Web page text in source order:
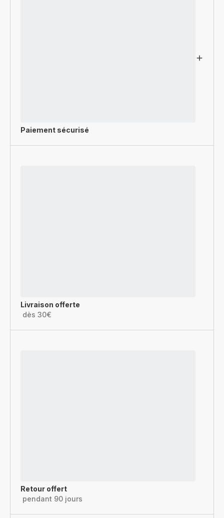
Paiement sécurisé
Livraison offerte
dès 30€
Retour offert
pendant 90 jours